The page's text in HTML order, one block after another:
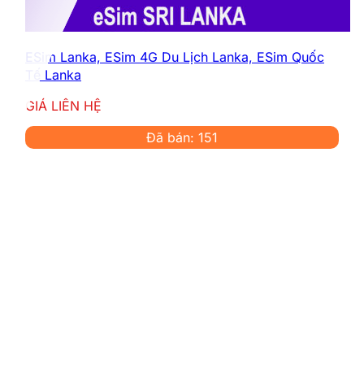
ESim Lanka, ESim 4G Du Lịch Lanka, ESim Quốc
Tế Lanka
GIÁ LIÊN HỆ
Đã bán: 151